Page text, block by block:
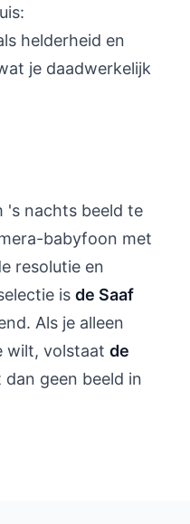
helderheid en
je daadwerkelijk
's nachts beeld te
babyfoon met
resolutie en
is de Saaf
Als je alleen
wilt, volstaat de
geen beeld in